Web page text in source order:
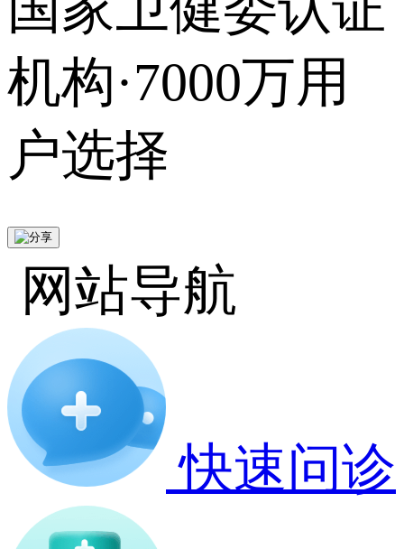
机构·7000万用
户选择
网站导航
快速问诊